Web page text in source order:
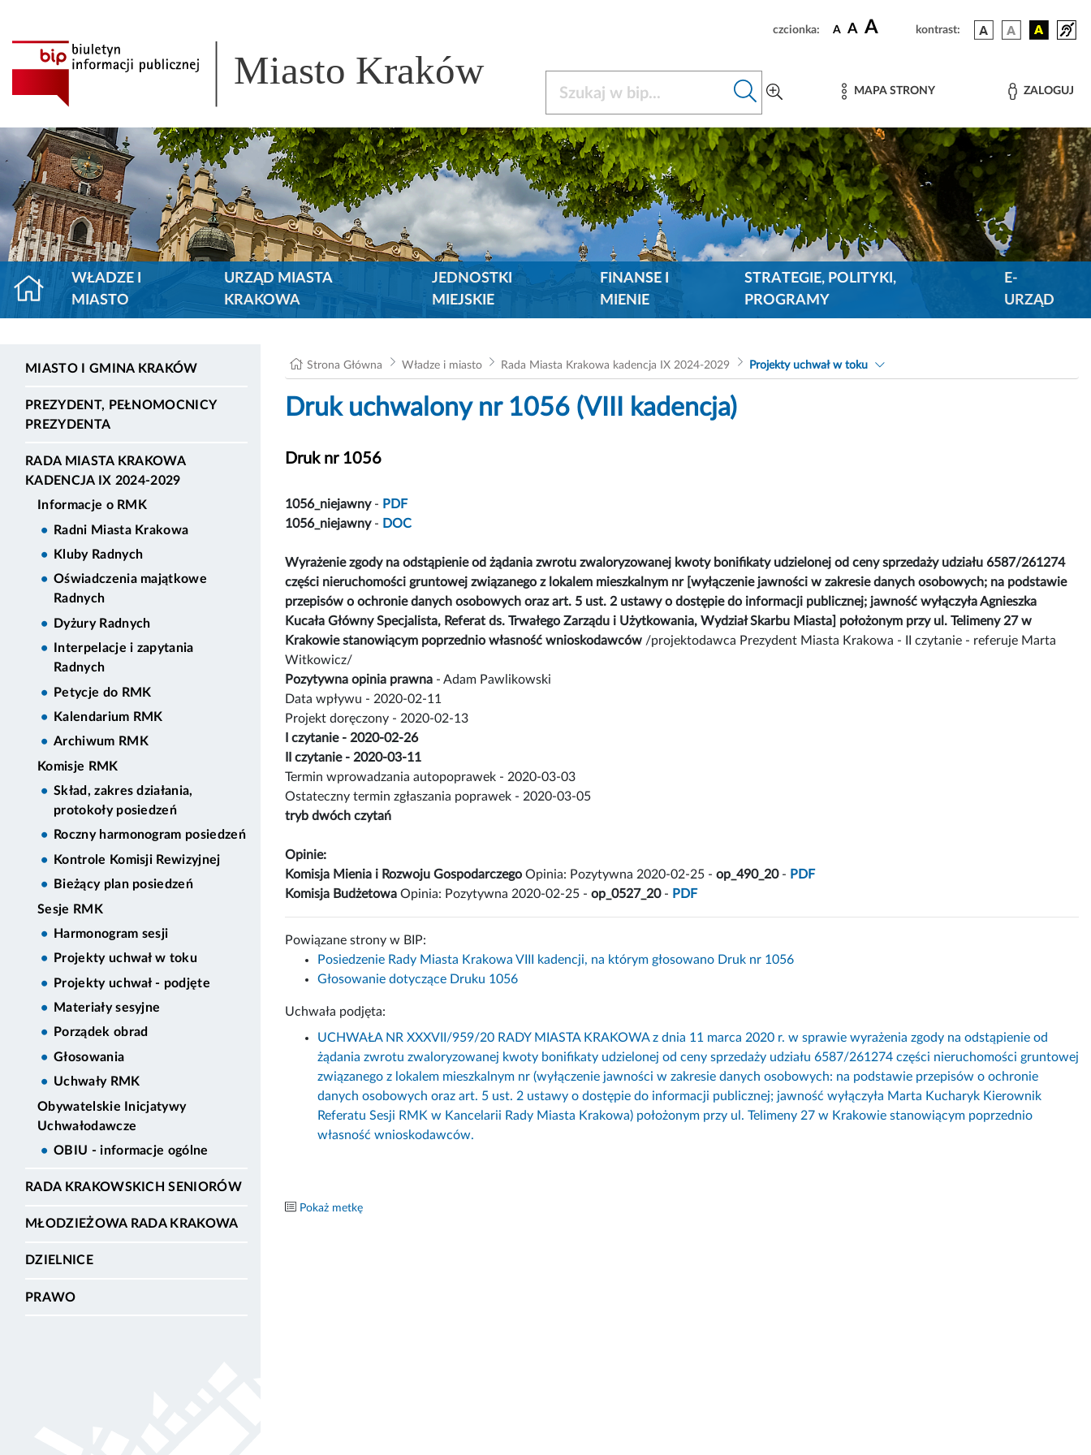
czcionka: A A A kontrast:
Miasto Kraków MAPA STRONY ZALOGUJ
WŁADZE I
MIASTO
URZĄD MIASTA
KRAKOWA
JEDNOSTKI
MIEJSKIE
FINANSE I
MIENIE
STRATEGIE, POLITYKI,
PROGRAMY
E-
URZĄD
MIASTO I GMINA KRAKÓW
PREZYDENT, PEŁNOMOCNICY
PREZYDENTA
RADA MIASTA KRAKOWA
KADENCJA IX 2024-2029
Informacje o RMK
Radni Miasta Krakowa
Kluby Radnych
Oświadczenia majątkowe
Radnych
Dyżury Radnych
Interpelacje i zapytania
Radnych
Petycje do RMK
Kalendarium RMK
Archiwum RMK
Komisje RMK
Skład, zakres działania,
protokoły posiedzeń
Roczny harmonogram posiedzeń
Kontrole Komisji Rewizyjnej
Bieżący plan posiedzeń
Sesje RMK
Harmonogram sesji
Projekty uchwał w toku
Projekty uchwał - podjęte
Materiały sesyjne
Porządek obrad
Głosowania
Uchwały RMK
Obywatelskie Inicjatywy
Uchwałodawcze
OBIU - informacje ogólne
RADA KRAKOWSKICH SENIORÓW
MŁODZIEŻOWA RADA KRAKOWA
DZIELNICE
PRAWO
Strona Główna Władze i miasto Rada Miasta Krakowa kadencja IX 2024-2029 Projekty uchwał w toku
Druk uchwalony nr 1056 (VIII kadencja)
Druk nr 1056
1056_niejawny- PDF
1056_niejawny- DOC
Wyrażenie zgody na odstąpienie od żądania zwrotu zwaloryzowanej kwoty bonifikaty udzielonej od ceny sprzedaży udziału 6587/261274
części nieruchomości gruntowej związanego z lokalem mieszkalnym nr [wyłączenie jawności w zakresie danych osobowych; na podstawie
przepisów o ochronie danych osobowych oraz art. 5 ust. 2 ustawy o dostępie do informacji publicznej; jawność wyłączyła Agnieszka
Kucała Główny Specjalista, Referat ds. Trwałego Zarządu i Użytkowania, Wydział Skarbu Miasta] położonym przy ul. Telimeny 27 w
Krakowie stanowiącym poprzednio własność wnioskodawców /projektodawca Prezydent Miasta Krakowa - II czytanie - referuje Marta
Witkowicz/
Pozytywna opinia prawna - Adam Pawlikowski
Data wpływu - 2020-02-11
Projekt doręczony - 2020-02-13
I czytanie - 2020-02-26
II czytanie - 2020-03-11
Termin wprowadzania autopoprawek - 2020-03-03
Ostateczny termin zgłaszania poprawek - 2020-03-05
tryb dwóch czytań
Opinie:
Komisja Mienia i Rozwoju Gospodarczego Opinia: Pozytywna 2020-02-25 - op_490_20- PDF
Komisja Budżetowa Opinia: Pozytywna 2020-02-25 - op_0527_20- PDF
Powiązane strony w BIP:
Posiedzenie Rady Miasta Krakowa VIII kadencji, na którym głosowano Druk nr 1056
Głosowanie dotyczące Druku 1056
Uchwała podjęta:
UCHWAŁA NR XXXVII/959/20 RADY MIASTA KRAKOWA z dnia 11 marca 2020 r. w sprawie wyrażenia zgody na odstąpienie od
żądania zwrotu zwaloryzowanej kwoty bonifikaty udzielonej od ceny sprzedaży udziału 6587/261274 części nieruchomości gruntowej
związanego z lokalem mieszkalnym nr (wyłączenie jawności w zakresie danych osobowych: na podstawie przepisów o ochronie
danych osobowych oraz art. 5 ust. 2 ustawy o dostępie do informacji publicznej; jawność wyłączyła Marta Kucharyk Kierownik
Referatu Sesji RMK w Kancelarii Rady Miasta Krakowa) położonym przy ul. Telimeny 27 w Krakowie stanowiącym poprzednio
własność wnioskodawców.
Pokaż metkę